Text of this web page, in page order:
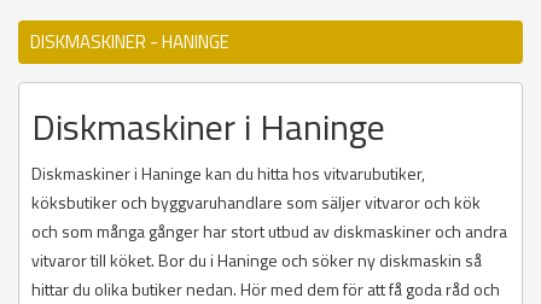
DISKMASKINER - HANINGE
Diskmaskiner i Haninge
Diskmaskiner i Haninge kan du hitta hos vitvarubutiker,
köksbutiker och byggvaruhandlare som säljer vitvaror och kök
och som många gånger har stort utbud av diskmaskiner och andra
vitvaror till köket. Bor du i Haninge och söker ny diskmaskin så
hittar du olika butiker nedan. Hör med dem för att få goda råd och